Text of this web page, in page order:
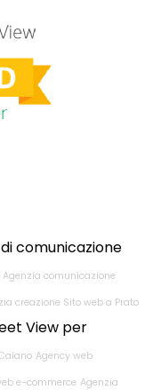
comunicazione
Agenzia comunicazione
creazione Sito web a Prato
View per
Agency web
e-commerce Agenzia